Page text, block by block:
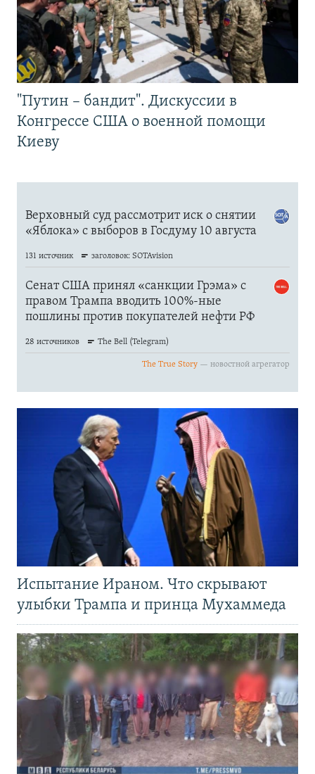
"Путин – бандит". Дискуссии в
Конгрессе США о военной помощи
Киеву
Испытание Ираном. Что скрывают
улыбки Трампа и принца Мухаммеда